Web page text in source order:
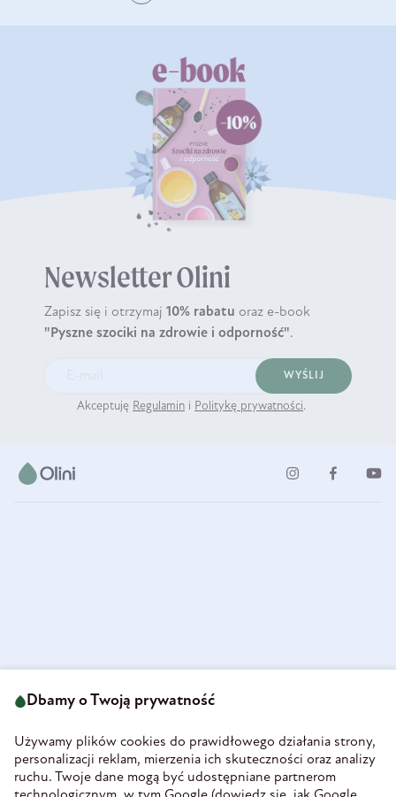
Newsletter Olini
Zapisz się i otrzymaj 10% rabatu oraz e-book
"Pyszne szociki na zdrowie i odporność".
WYŚLIJ
Akceptuję Regulamin i Politykę prywatności.
58-160 Świebodzice
REGON 890213034
INFORMACJE
Dbamy o Twoją prywatność
Używamy plików cookies do prawidłowego działania strony,
personalizacji reklam, mierzenia ich skuteczności oraz analizy
ruchu. Twoje dane mogą być udostępniane partnerom